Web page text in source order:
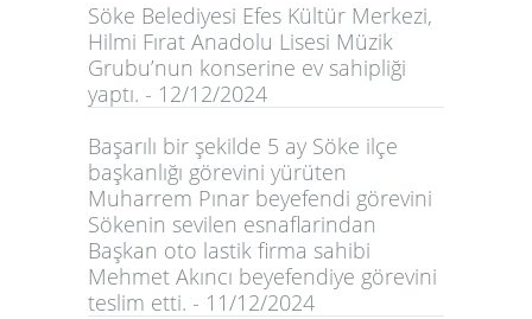
Söke Belediyesi Efes Kültür Merkezi,
Hilmi Fırat Anadolu Lisesi Müzik
Grubu’nun konserine ev sahipliği
yaptı. - 12/12/2024
Başarılı bir şekilde 5 ay Söke ilçe
başkanlığı görevini yürüten
Muharrem Pınar beyefendi görevini
Sökenin sevilen esnaflarindan
Başkan oto lastik firma sahibi
Mehmet Akıncı beyefendiye görevini
teslim etti. - 11/12/2024